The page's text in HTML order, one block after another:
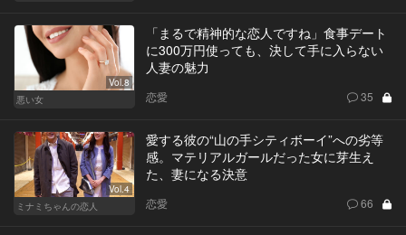
Vol.8
悪い女
「まるで精神的な恋人ですね」食事デート
に300万円使っても、決して手に入らない
人妻の魅力
恋愛 35
Vol.4
ミナミちゃんの恋人
愛する彼の“山の手シティボーイ”への劣等
感。マテリアルガールだった女に芽生え
た、妻になる決意
恋愛 66